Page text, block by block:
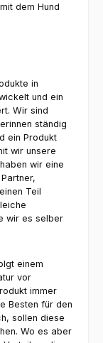
dem Hund
in
und ein
Wir sind
ständig
ein Produkt
wir unsere
wir eine
Teil
wir es selber
einem
vor
immer
Besten für den
sollen diese
Wo es aber